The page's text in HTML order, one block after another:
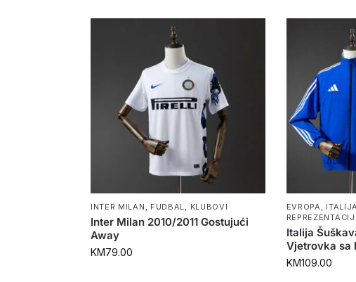
INTER MILAN , FUDBAL, KLUBOVI
Inter Milan 2010/2011 Gostujući
Away
KM79.00
EVROPA,
Italija
Vjetrovka sa
KM109.00